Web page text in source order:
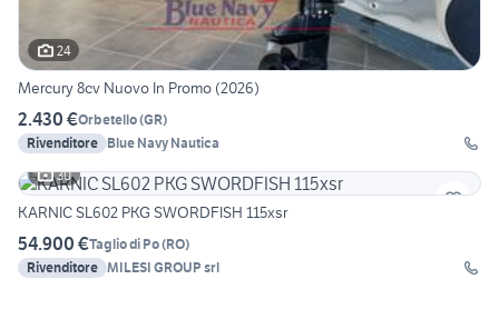
24
Mercury 8cv Nuovo In Promo (2026)
2.430 €Orbetello(GR)
Rivenditore Blue Navy Nautica
30
KARNIC SL602 PKG SWORDFISH 115xsr
54.900 €Taglio di Po(RO)
Rivenditore MILESI GROUP srl